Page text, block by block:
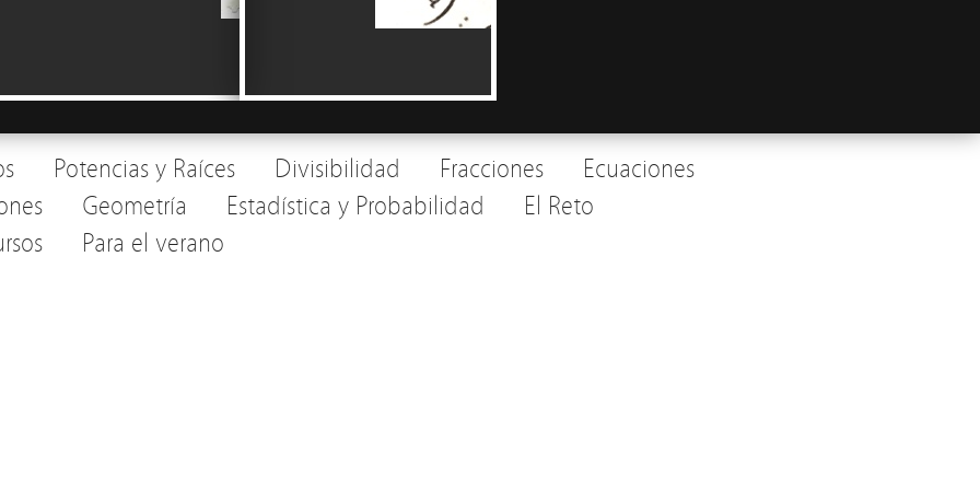
Potencias y Raíces Divisibilidad Fracciones
Ecuaciones
Geometría Estadística y Probabilidad
El Reto
Para el verano